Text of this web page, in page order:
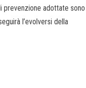
prevenzione adottate sono
l’evolversi della